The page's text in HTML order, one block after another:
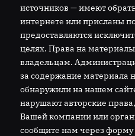
источников — имеют
интернете или присланы
предоставляются
целях. Права на
владельцам.
за содержание материала
обнаружили на нашем
нарушают авторские
Вашей компании или
сообщите нам через форму